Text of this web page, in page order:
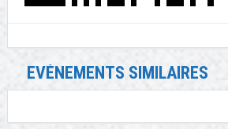
EVÉNEMENTS SIMILAIRES